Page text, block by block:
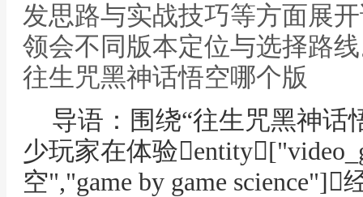
发思路与实战技巧等方面展
领会不同版本定位与选择路
往生咒黑神话悟空哪个版
导语：围绕“往生咒黑神话
少玩家在体验
空","game by game